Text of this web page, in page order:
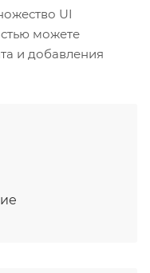
UI
можете
и добавления